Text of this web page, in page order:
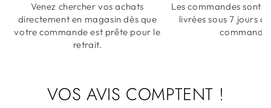
Venez chercher vos achats
directement en magasin dès que
votre commande est prête pour le
retrait.
Les commandes sont
livrées sous 7 jours
commande
VOS AVIS COMPTENT !